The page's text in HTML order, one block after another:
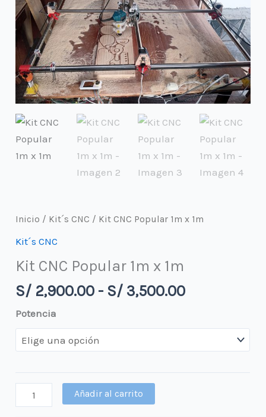
Inicio / Kit´s CNC / Kit CNC Popular 1m x 1m
Kit´s CNC
Kit CNC Popular 1m x 1m
S/ 2,900.00 - S/ 3,500.00Rango
Potencia
CNC
Añadir al carrito